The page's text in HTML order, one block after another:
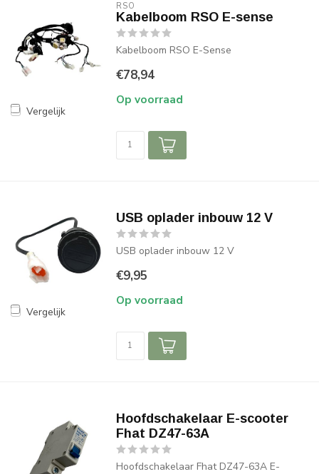
Vergelijk
RSO
Kabelboom RSO E-sense
Kabelboom RSO E-Sense
€78,94
Op voorraad
Vergelijk
USB oplader inbouw 12 V
USB oplader inbouw 12 V
€9,95
Op voorraad
Hoofdschakelaar E-scooter
Fhat DZ47-63A
Hoofdschakelaar Fhat DZ47-63A E-